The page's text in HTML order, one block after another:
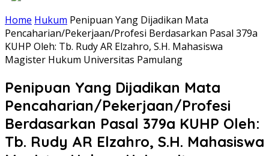
Home Hukum Penipuan Yang Dijadikan Mata
Pencaharian/Pekerjaan/Profesi Berdasarkan Pasal 379a
KUHP Oleh: Tb. Rudy AR Elzahro, S.H. Mahasiswa
Magister Hukum Universitas Pamulang
Penipuan Yang Dijadikan Mata
Pencaharian/Pekerjaan/Profesi
Berdasarkan Pasal 379a KUHP Oleh:
Tb. Rudy AR Elzahro, S.H. Mahasiswa